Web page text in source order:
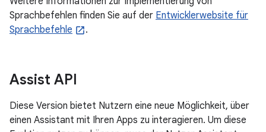
Sprachbefehlen finden Sie auf der Entwicklerwebsite für
Sprachbefehle
.
Assist API
Diese Version bietet Nutzern eine neue Möglichkeit, über
einen Assistant mit Ihren Apps zu interagieren. Um diese